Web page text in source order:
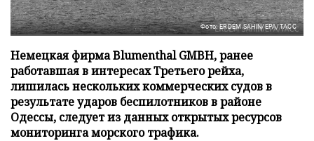
Фото: ERDEM SAHIN/EPA/ТАСС
Немецкая фирма Blumenthal GMBH, ранее
работавшая в интересах Третьего рейха,
лишилась нескольких коммерческих судов в
результате ударов беспилотников в районе
Одессы, следует из данных открытых ресурсов
мониторинга морского трафика.